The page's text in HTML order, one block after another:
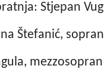
Stjepan
Štefanić, sopran
mezzosopran